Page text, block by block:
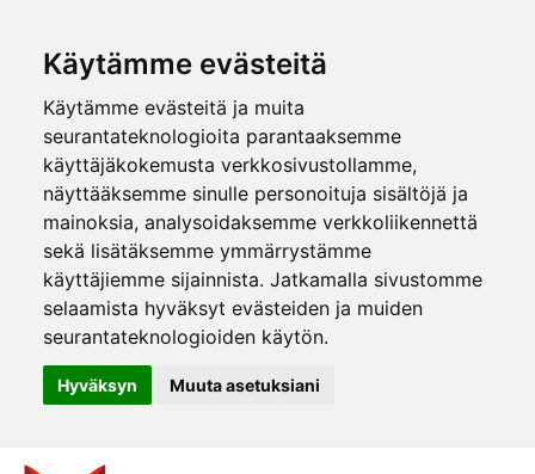
Käytämme evästeitä
Käytämme evästeitä ja muita
seurantateknologioita parantaaksemme
käyttäjäkokemusta verkkosivustollamme,
näyttääksemme sinulle personoituja sisältöjä ja
mainoksia, analysoidaksemme verkkoliikennettä
sekä lisätäksemme ymmärrystämme
käyttäjiemme sijainnista. Jatkamalla sivustomme
selaamista hyväksyt evästeiden ja muiden
seurantateknologioiden käytön.
Hyväksyn Muuta asetuksiani